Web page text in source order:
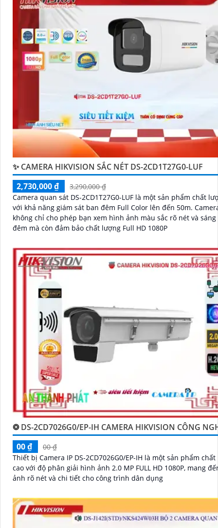
✨ CAMERA HIKVISION SẮC NÉT DS-2CD1T27G0-LUF
2,730,000 ₫
3,290,000 ₫
Camera quan sát DS-2CD1T27G0-LUF là một sản phẩm chất
với khả năng giám sát ban đêm Full Color lên đến 50m. Camera này
không chỉ cho phép bạn xem hình ảnh màu sắc rõ nét và
đêm mà còn đảm bảo chất lượng Full HD 1080P
❂ DS-2CD7026G0/EP-IH CAMERA HIKVISION CÔNG
00 ₫
00 ₫
Thiết bị Camera IP DS-2CD7026G0/EP-IH là một sản phẩm
cao với độ phân giải hình ảnh 2.0 MP FULL HD 1080P, mang
ảnh rõ nét và chi tiết cho công trình dân dụng